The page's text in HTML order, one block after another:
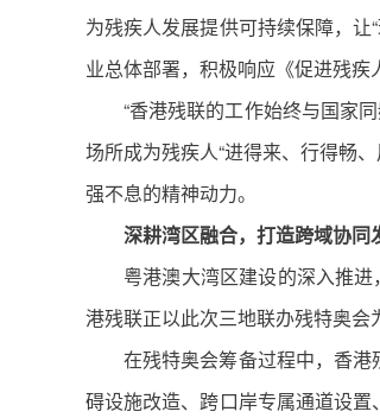
为残疾人发展提供可持续保障，
业总体部署，积极响应《促进残
“香港残联的工作始终与国家
场所成为残疾人“进得来、行得畅
强不息的精神动力。
深耕湾区融合，打造跨域协同
粤港澳大湾区建设的深入推
港残联正以此次三地联办残特奥会
在残特奥会筹备过程中，香
碍设施改造、跨口岸专属通道设